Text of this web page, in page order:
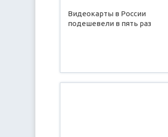
Видеокарты в России
подешевели в пять раз